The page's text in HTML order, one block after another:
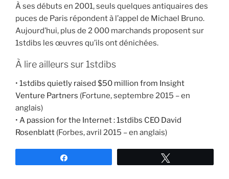
À ses débuts en 2001, seuls quelques antiquaires des
puces de Paris répondent à l’appel de Michael Bruno.
Aujourd’hui, plus de 2 000 marchands proposent sur
1stdibs les œuvres qu’ils ont dénichées.
À lire ailleurs sur 1stdibs
• 1stdibs quietly raised $50 million from Insight
Venture Partners (Fortune, septembre 2015 – en
anglais)
• A passion for the Internet : 1stdibs CEO David
Rosenblatt (Forbes, avril 2015 – en anglais)